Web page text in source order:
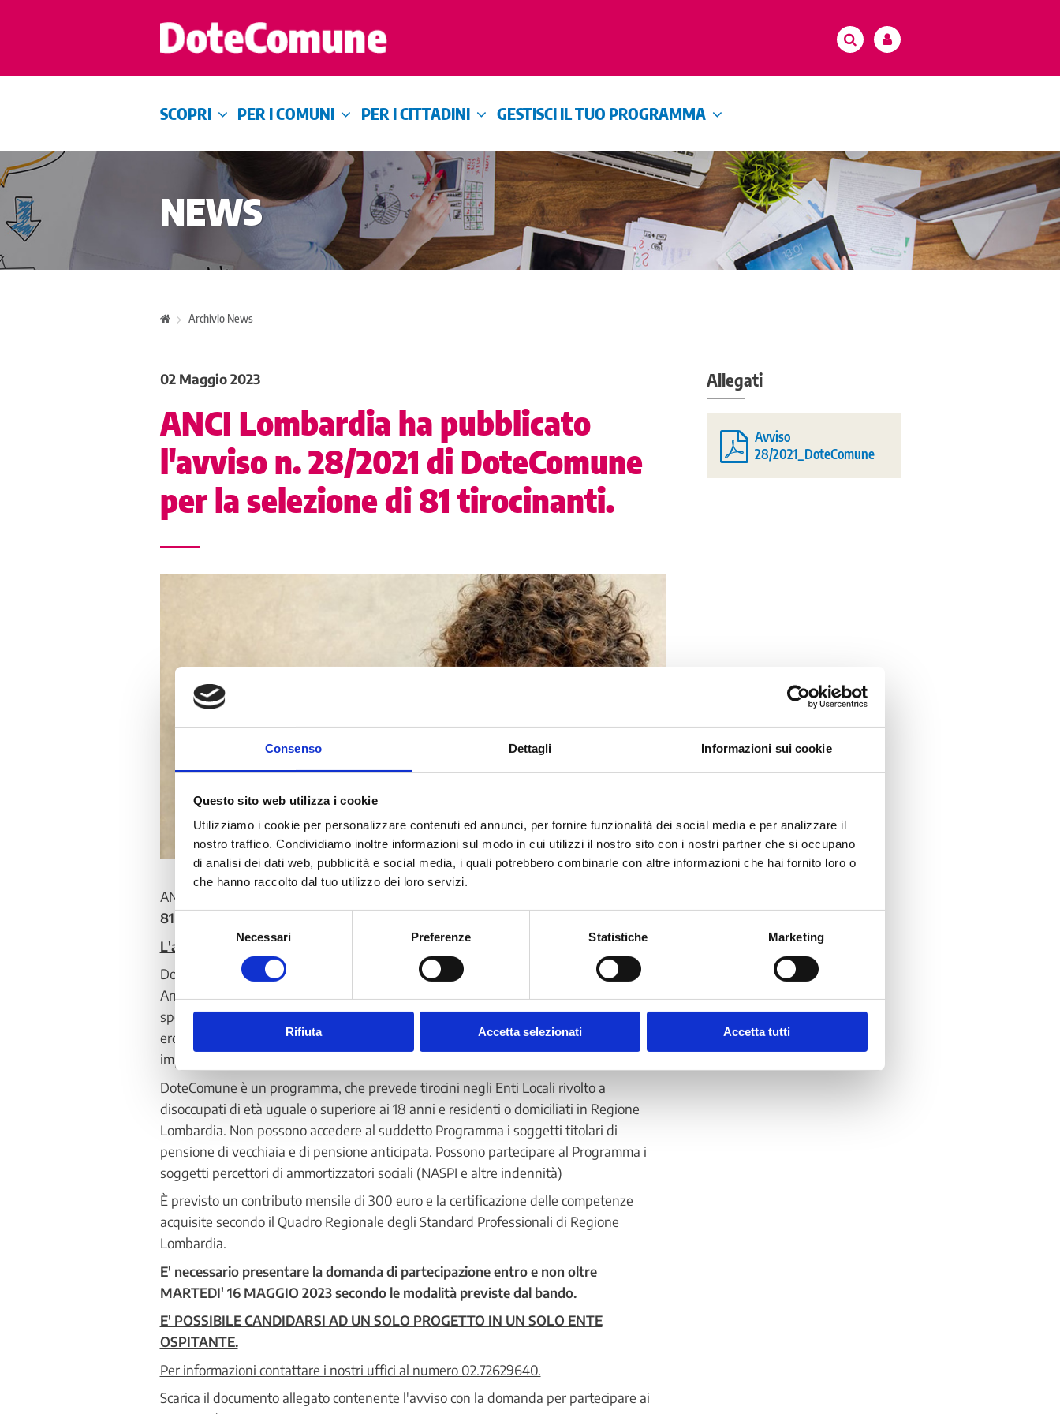
Consenso Dettagli Informazioni sui cookie
Questo sito web utilizza i cookie
Utilizziamo i cookie per personalizzare contenuti ed annunci, per fornire funzionalità dei social media e per analizzare il
nostro traffico. Condividiamo inoltre informazioni sul modo in cui utilizzi il nostro sito con i nostri partner che si occupano
di analisi dei dati web, pubblicità e social media, i quali potrebbero combinarle con altre informazioni che hai fornito loro o
che hanno raccolto dal tuo utilizzo dei loro servizi.
consenso
Necessari Preferenze Statistiche Marketing
Rifiuta Accetta selezionati Accetta tutti
SCOPRI PER I COMUNI PER I CITTADINI GESTISCI IL TUO PROGRAMMA
NEWS
Archivio News
02 Maggio 2023
ANCI Lombardia ha pubblicato
l'avviso n. 28/2021 di DoteComune
per la selezione di 81 tirocinanti.
ANCI Lombardia ha pubblicato l’avviso n. 28/2021 di DoteComune per la selezione di
81 tirocinanti
L'avviso è attivo dal 02 MAGGIO 2023 al 16 MAGGIO 2023.
DoteComune è organizzato e promosso da Regione Lombardia, ANCI Lombardia,
AnciLab e i Comuni che hanno aderito. I partecipanti avranno la possibilità di
sperimentarsi nei diversi ambiti comunali diventando, da semplici utenti, anche
erogatori di servizi ai cittadini. Il progetto ha una durata di 3, 6, 9 o 12 mesi, con un
impegno di 20 ore settimanali circa.
DoteComune è un programma, che prevede tirocini negli Enti Locali rivolto a
disoccupati di età uguale o superiore ai 18 anni e residenti o domiciliati in Regione
Lombardia. Non possono accedere al suddetto Programma i soggetti titolari di
pensione di vecchiaia e di pensione anticipata. Possono partecipare al Programma i
soggetti percettori di ammortizzatori sociali (NASPI e altre indennità)
È previsto un contributo mensile di 300 euro e la certificazione delle competenze
acquisite secondo il Quadro Regionale degli Standard Professionali di Regione
Lombardia.
E' necessario presentare la domanda di partecipazione entro e non oltre
MARTEDI' 16 MAGGIO 2023 secondo le modalità previste dal bando.
E' POSSIBILE CANDIDARSI AD UN SOLO PROGETTO IN UN SOLO ENTE
OSPITANTE.
Per informazioni contattare i nostri uffici al numero 02.72629640.
Scarica il documento allegato contenente l'avviso con la domanda per partecipare ai
Allegati
Avviso
28/2021_DoteComune